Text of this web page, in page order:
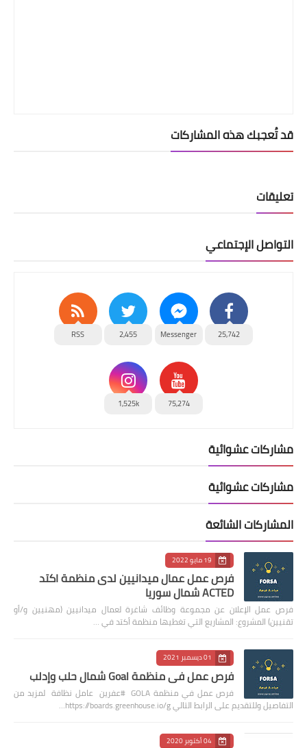
قد تُعجبك هذه المشاركات
تعليقات
التواصل الإجتماعي
25,742
Messenger
2,455
RSS
75,274
1,525k
مشاركات عشوائية
مشاركات عشوائية
المشاركات الشائعة
19 مايو 2022
فرص عمل عمال ميدانيين لدى منظمة اكتد
ACTED شمال سوريا
فرص عمل الإعلان عن مجموعة وظائف شاغرة لعمال ميدانيين (مهنيين و/أو
تقنيين) المشروع: المشاريع التي تغطيها منظمة أكتد في …
01 ديسمبر 2021
فرص عمل في منظمة Goal شمال حلب وإدلب
فرص عمل في منظمة GOLA #عفرين عامل نظافة لمزيد من
التفاصيل وللتقديم على الرابط التالي https://boards.greenhouse.io/g…
04 أكتوبر 2020